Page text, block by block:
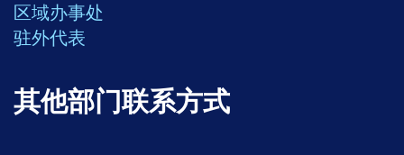
区域办事处
驻外代表
其他部门联系方式